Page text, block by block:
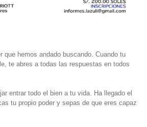
que hemos andado buscando. Cuando tu
te abres a todas las respuestas en todos
entrar todo el bien a tu vida. Ha llegado el
tu propio poder y sepas de que eres capaz